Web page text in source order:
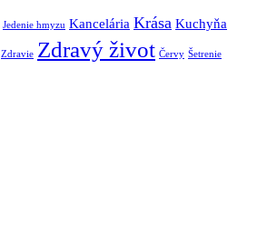
Jedenie hmyzu Kancelária Krása Kuchyňa
Zdravie Zdravý život Červy Šetrenie